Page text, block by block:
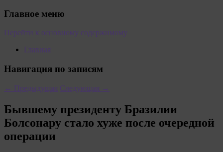
Главное меню
Перейти к основному содержимому
Главная
Навигация по записям
← Предыдущая Следующая →
Бывшему президенту Бразилии
Болсонару стало хуже после очередной
операции